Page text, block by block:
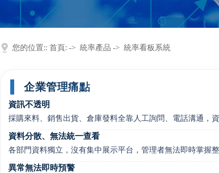
您的位置:: 首頁: -> 統率產品 -> 統率看板系統
企業管理痛點
資訊不透明
採購來料、銷售出貨、倉庫發料全靠人工詢問、電話溝通，
資料分散、無法統一查看
各部門資料獨立，沒有集中展示平台，管理者無法即時掌握
異常無法即時預警